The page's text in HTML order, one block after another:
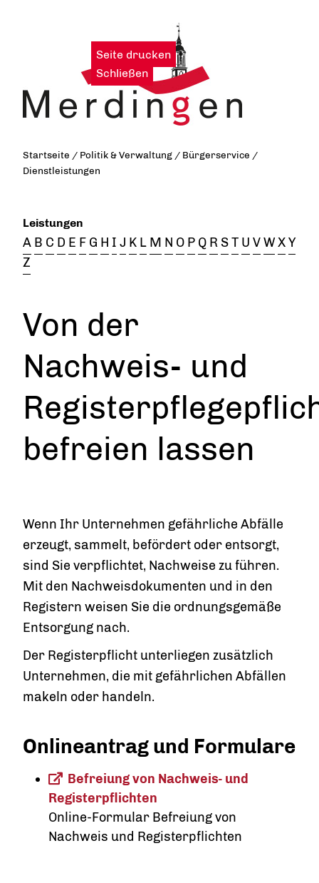
Seite drucken |
Schließen
Startseite / Politik & Verwaltung / Bürgerservice /
Dienstleistungen
Leistungen
A B C D E F G H I J K L M N O P Q R ST U VWXY
Z
Von der
Nachweis- und
befreien lassen
Wenn Ihr Unternehmen gefährliche Abfälle
erzeugt, sammelt, befördert oder entsorgt,
sind Sie verpflichtet, Nachweise zu führen.
Mit den Nachweisdokumenten und in den
Registern weisen Sie die ordnungsgemäße
Entsorgung nach.
Der Registerpflicht unterliegen zusätzlich
Unternehmen, die mit gefährlichen Abfällen
makeln oder handeln.
Onlineantrag und Formulare
Befreiung von Nachweis- und
Registerpflichten
Online-Formular Befreiung von
Nachweis und Registerpflichten